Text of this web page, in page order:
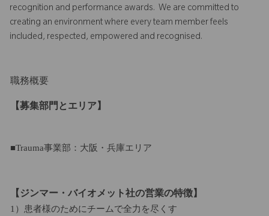
recognition and performance awards. We are committed to
creating an environment where every team member feels
included, respected, empowered and recognised.
職務概要
【募集部門とエリア】
■Trauma事業部：大阪・兵庫エリア
【ジンマー・バイオメット社の営業の特徴】
1）患者様のためにチームで全力を尽くす